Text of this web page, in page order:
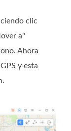
clic
a"
Ahora
y esta